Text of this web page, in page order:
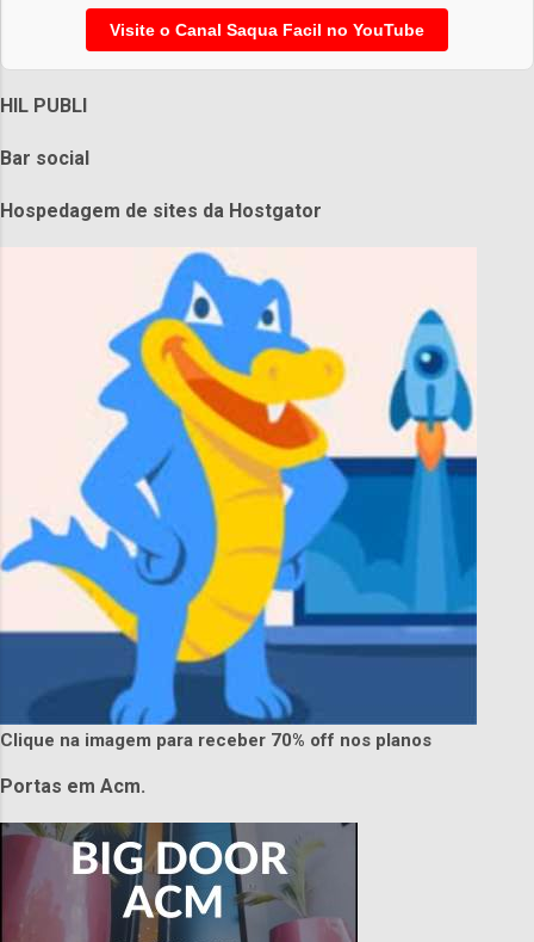
Visite o Canal Saqua Facil no YouTube
HIL PUBLI
Bar social
Hospedagem de sites da Hostgator
Clique na imagem para receber 70% off nos planos
Portas em Acm.